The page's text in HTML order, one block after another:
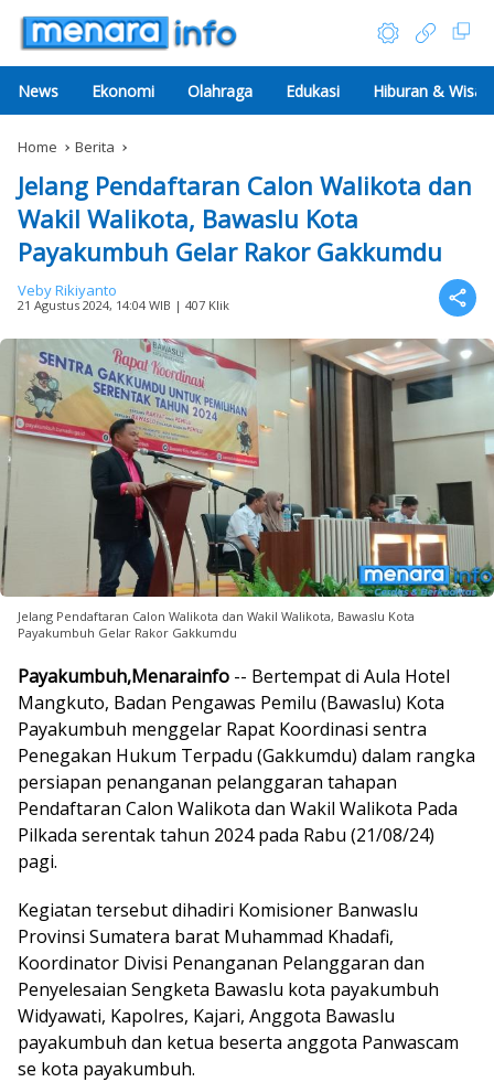
News Ekonomi Olahraga Edukasi Hiburan &
Home Berita
Jelang Pendaftaran Calon Walikota dan
Wakil Walikota, Bawaslu Kota
Payakumbuh Gelar Rakor Gakkumdu
Veby Rikiyanto
21 Agustus 2024, 14:04 WIB | 407 Klik
Jelang Pendaftaran Calon Walikota dan Wakil Walikota, Bawaslu Kota
Payakumbuh Gelar Rakor Gakkumdu
Payakumbuh,Menarainfo -- Bertempat di Aula Hotel
Mangkuto, Badan Pengawas Pemilu (Bawaslu) Kota
Payakumbuh menggelar Rapat Koordinasi sentra
Penegakan Hukum Terpadu (Gakkumdu) dalam rangka
persiapan penanganan pelanggaran tahapan
Pendaftaran Calon Walikota dan Wakil Walikota Pada
Pilkada serentak tahun 2024 pada Rabu (21/08/24)
pagi.
Kegiatan tersebut dihadiri Komisioner Banwaslu
Provinsi Sumatera barat Muhammad Khadafi,
Koordinator Divisi Penanganan Pelanggaran dan
Penyelesaian Sengketa Bawaslu kota payakumbuh
Widyawati, Kapolres, Kajari, Anggota Bawaslu
payakumbuh dan ketua beserta anggota Panwascam
se kota payakumbuh.